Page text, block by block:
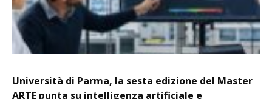
Università di Parma, la sesta edizione del Master
ARTE punta su intelligenza artificiale e